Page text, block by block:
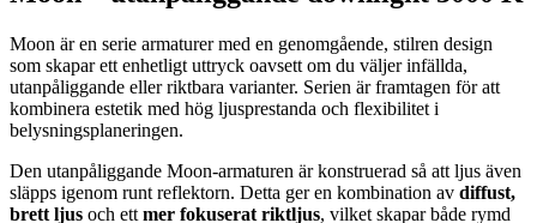
Moon är en serie armaturer med en genomgående, stilren design
som skapar ett enhetligt uttryck oavsett om du väljer infällda,
utanpåliggande eller riktbara varianter. Serien är framtagen för att
kombinera estetik med hög ljusprestanda och flexibilitet i
belysningsplaneringen.
Den utanpåliggande Moon-armaturen är konstruerad så att ljus även
släpps igenom runt reflektorn. Detta ger en kombination av diffust,
brett ljus och ett mer fokuserat riktljus, vilket skapar både rymd